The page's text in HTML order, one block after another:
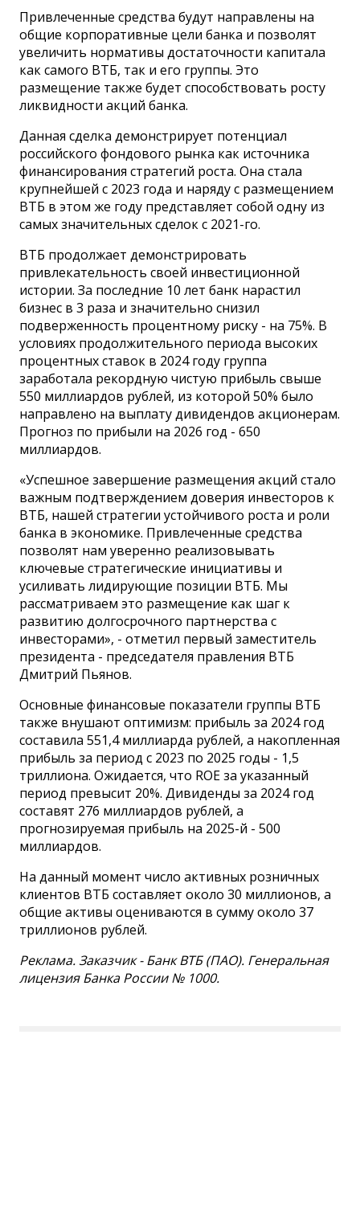
Привлеченные средства будут направлены на
общие корпоративные цели банка и позволят
увеличить нормативы достаточности капитала
как самого ВТБ, так и его группы. Это
размещение также будет способствовать росту
ликвидности акций банка.
Данная сделка демонстрирует потенциал
российского фондового рынка как источника
финансирования стратегий роста. Она стала
крупнейшей с 2023 года и наряду с размещением
ВТБ в этом же году представляет собой одну из
самых значительных сделок с 2021-го.
ВТБ продолжает демонстрировать
привлекательность своей инвестиционной
истории. За последние 10 лет банк нарастил
бизнес в 3 раза и значительно снизил
подверженность процентному риску - на 75%. В
условиях продолжительного периода высоких
процентных ставок в 2024 году группа
заработала рекордную чистую прибыль свыше
550 миллиардов рублей, из которой 50% было
направлено на выплату дивидендов акционерам.
Прогноз по прибыли на 2026 год - 650
миллиардов.
«Успешное завершение размещения акций стало
важным подтверждением доверия инвесторов к
ВТБ, нашей стратегии устойчивого роста и роли
банка в экономике. Привлеченные средства
позволят нам уверенно реализовывать
ключевые стратегические инициативы и
усиливать лидирующие позиции ВТБ. Мы
рассматриваем это размещение как шаг к
развитию долгосрочного партнерства с
инвесторами», - отметил первый заместитель
президента - председателя правления ВТБ
Дмитрий Пьянов.
Основные финансовые показатели группы ВТБ
также внушают оптимизм: прибыль за 2024 год
составила 551,4 миллиарда рублей, а накопленная
прибыль за период с 2023 по 2025 годы - 1,5
триллиона. Ожидается, что ROE за указанный
период превысит 20%. Дивиденды за 2024 год
составят 276 миллиардов рублей, а
прогнозируемая прибыль на 2025-й - 500
миллиардов.
На данный момент число активных розничных
клиентов ВТБ составляет около 30 миллионов, а
общие активы оцениваются в сумму около 37
триллионов рублей.
Реклама. Заказчик - Банк ВТБ (ПАО). Генеральная
лицензия Банка России № 1000.